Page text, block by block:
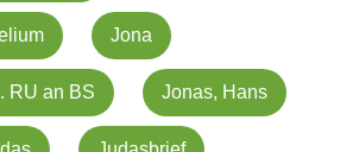
Jona
RU an BS Jonas, Hans